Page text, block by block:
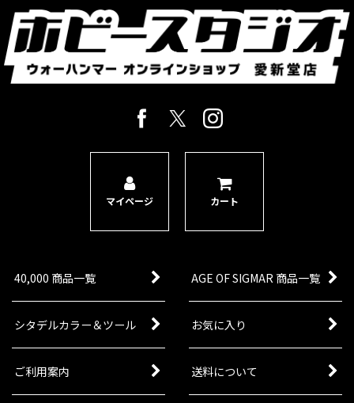
マイページ カート
40,000 商品一覧 AGE OF SIGMAR 商品一覧
シタデルカラー＆ツール お気に入り
ご利用案内 送料について